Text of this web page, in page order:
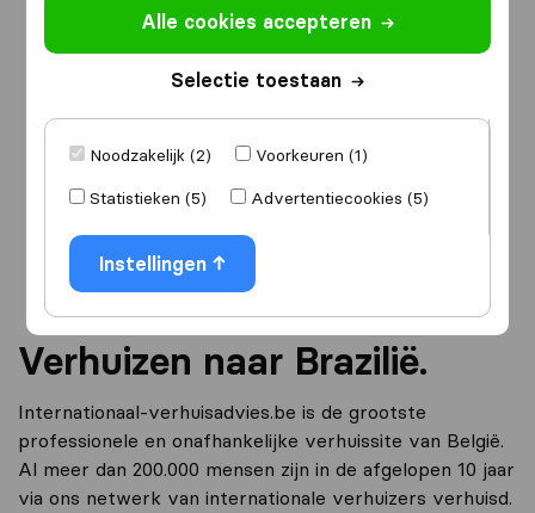
Alle cookies accepteren
Selectie toestaan
Noodzakelijk (2)
Voorkeuren (1)
Statistieken (5)
Advertentiecookies (5)
Instellingen
Ik ga verhuizenvan
Ik ga verhuizennaar
Ga verder
Verhuizen naar Brazilië.
Internationaal-verhuisadvies.be is de grootste
professionele en onafhankelijke verhuissite van België.
Al meer dan 200.000 mensen zijn in de afgelopen 10 jaar
via ons netwerk van internationale verhuizers verhuisd.